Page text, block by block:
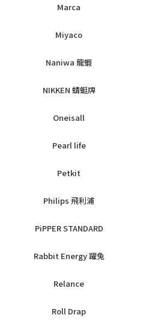
Marca
Miyaco
Naniwa 龍蝦
NIKKEN 蜻蜓牌
Oneisall
Pearl life
Petkit
Philips 飛利浦
PiPPER STANDARD
Rabbit Energy 躍兔
Relance
Roll Drap